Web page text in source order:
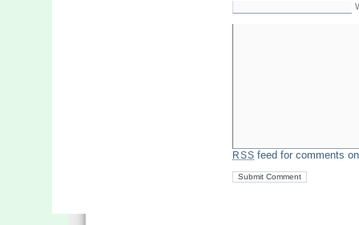
RSS feed for comments